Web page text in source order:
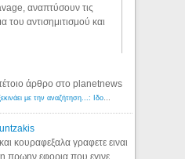
αναπτύσουν τις
του αντισημιτισμού και
άρθρο στο planetnews
Λόγιος Ερμής | Η γνώση ξεκινάει με την αναζήτηση...: Ιδού οι 18 που χρωστούν 11 δις ευρώ!
κουραφεξαλα γραφετε ειναι
η πρωην εφορια που εγινε